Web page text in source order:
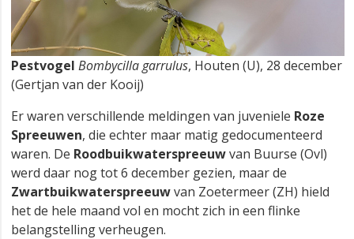
Pestvogel Bombycilla garrulus, Houten (U), 28 december
(Gertjan van der Kooij)
Er waren verschillende meldingen van juveniele Roze
Spreeuwen, die echter maar matig gedocumenteerd
waren. De Roodbuikwaterspreeuwvan Buurse (Ovl)
werd daar nog tot 6 december gezien, maar de
Zwartbuikwaterspreeuwvan Zoetermeer (ZH) hield
het de hele maand vol en mocht zich in een flinke
belangstelling verheugen.